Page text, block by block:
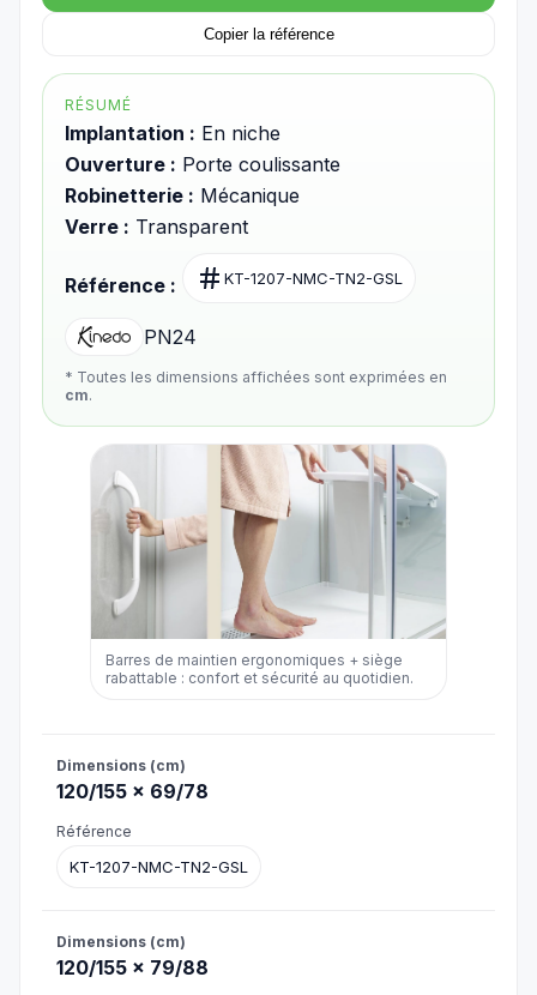
Copier la référence
RÉSUMÉ
Implantation : En niche
Ouverture : Porte coulissante
Robinetterie : Mécanique
Verre : Transparent
Référence : KT-1207-NMC-TN2-GSL
PN24
* Toutes les dimensions affichées sont exprimées en
cm.
Barres de maintien ergonomiques + siège
rabattable : confort et sécurité au quotidien.
120/155 × 69/78
KT-1207-NMC-TN2-GSL
120/155 × 79/88